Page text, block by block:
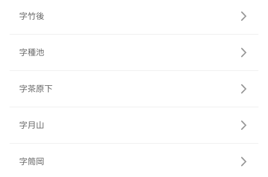
字竹後
字種池
字茶原下
字月山
字筒岡